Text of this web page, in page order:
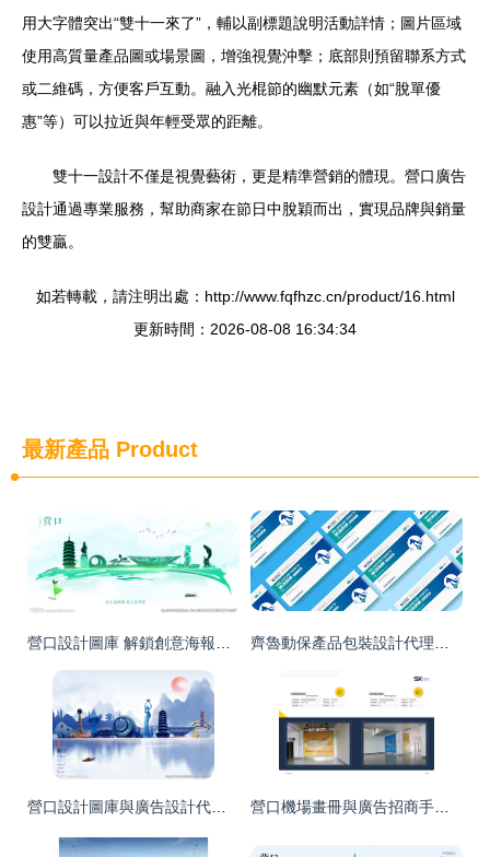
用大字體突出“雙十一來了”，輔以副標題說明活動詳情；圖片區域
使用高質量產品圖或場景圖，增強視覺沖擊；底部則預留聯系方式
或二維碼，方便客戶互動。融入光棍節的幽默元素（如“脫單優
惠”等）可以拉近與年輕受眾的距離。
雙十一設計不僅是視覺藝術，更是精準營銷的體現。營口廣告
設計通過專業服務，幫助商家在節日中脫穎而出，實現品牌與銷量
的雙贏。
如若轉載，請注明出處：http://www.fqfhzc.cn/product/16.html
更新時間：2026-08-08 16:34:34
最新產品 Product